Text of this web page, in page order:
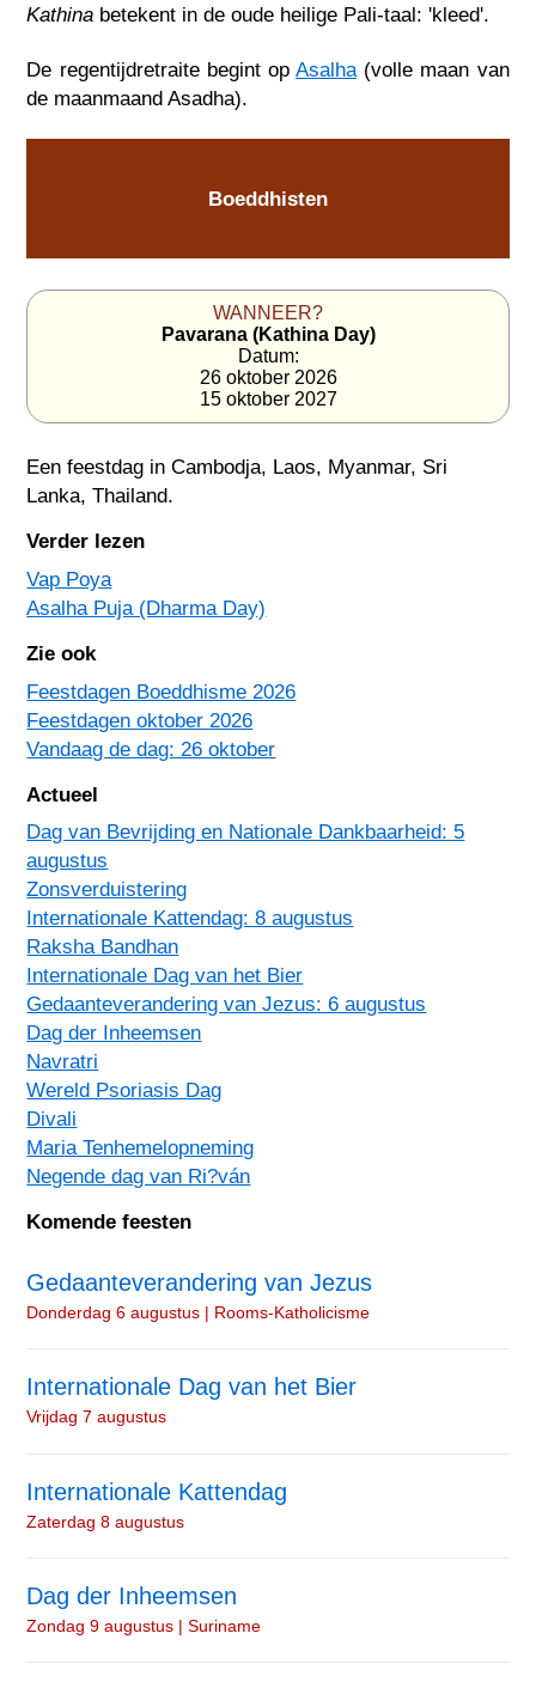
Kathina betekent in de oude heilige Pali-taal: 'kleed'.
De regentijdretraite begint opAsalha(volle maan van
de maanmaand Asadha).
Boeddhisten
WANNEER?
Pavarana (Kathina Day)
Datum:
26 oktober 2026
15 oktober 2027
Een feestdag inCambodja, Laos, Myanmar, Sri
Lanka,Thailand.
Verder lezen
Vap Poya
Asalha Puja (Dharma Day)
Zie ook
Feestdagen Boeddhisme 2026
Feestdagen oktober 2026
Vandaag de dag: 26 oktober
Actueel
Dag van Bevrijding en Nationale Dankbaarheid: 5
augustus
Zonsverduistering
Internationale Kattendag: 8 augustus
Raksha Bandhan
Internationale Dag van het Bier
Gedaanteverandering van Jezus: 6 augustus
Dag der Inheemsen
Navratri
Wereld Psoriasis Dag
Divali
Maria Tenhemelopneming
Negende dag van Ri?ván
Komende feesten
Gedaanteverandering van Jezus
Donderdag 6 augustus | Rooms-Katholicisme
Internationale Dag van het Bier
Vrijdag 7 augustus
Internationale Kattendag
Zaterdag 8 augustus
Dag der Inheemsen
Zondag 9 augustus | Suriname